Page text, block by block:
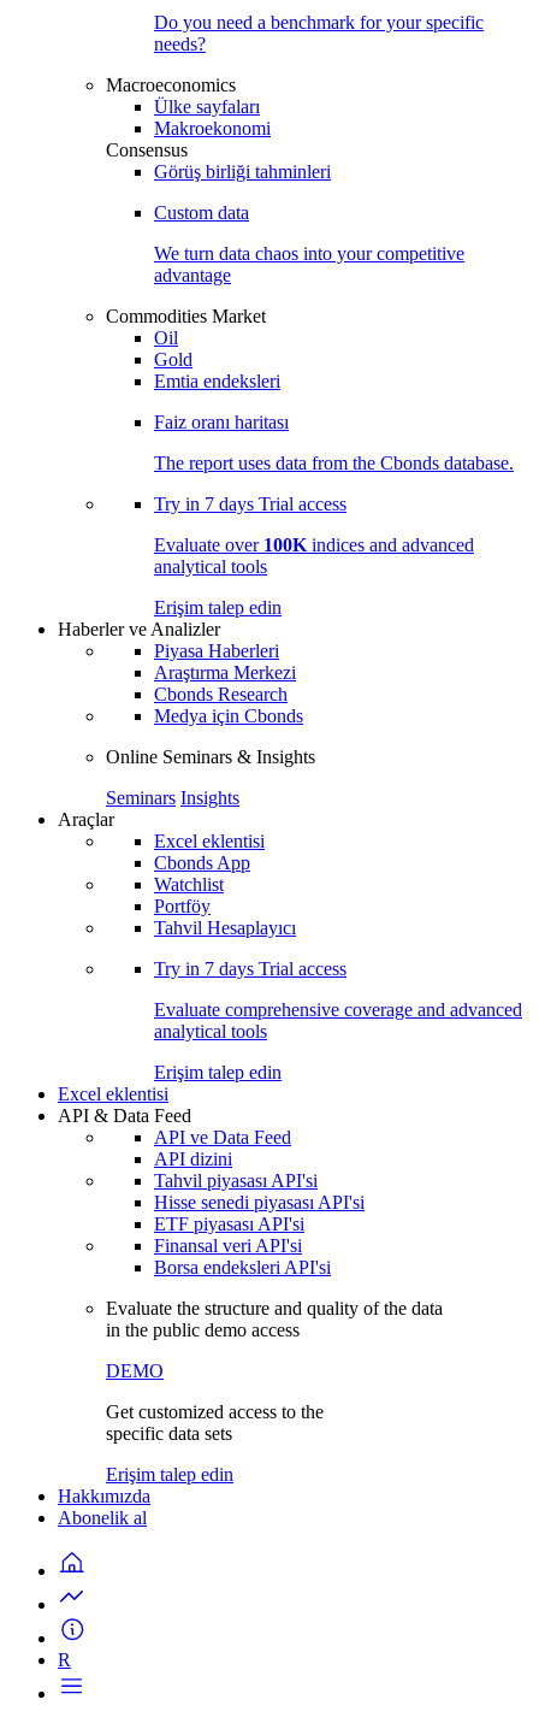
Do you need a benchmark for your specific
needs?
Macroeconomics
Ülke sayfaları
Makroekonomi
Consensus
Görüş birliği tahminleri
Custom data
We turn data chaos into your competitive
advantage
Commodities Market
Oil
Gold
Emtia endeksleri
Faiz oranı haritası
The report uses data from the Cbonds database.
Try in 7 days Trial access
Evaluate over 100K indices and advanced
analytical tools
Erişim talep edin
Haberler ve Analizler
Piyasa Haberleri
Araştırma Merkezi
Cbonds Research
Medya için Cbonds
Online Seminars & Insights
Seminars Insights
Araçlar
Excel eklentisi
Cbonds App
Watchlist
Portföy
Tahvil Hesaplayıcı
Try in 7 days Trial access
Evaluate comprehensive coverage and advanced
analytical tools
Erişim talep edin
Excel eklentisi
API & Data Feed
API ve Data Feed
API dizini
Tahvil piyasası API'si
Hisse senedi piyasası API'si
ETF piyasası API'si
Finansal veri API'si
Borsa endeksleri API'si
Evaluate the structure and quality of the data
in the public demo access
DEMO
Get customized access to the
specific data sets
Erişim talep edin
Hakkımızda
Abonelik al
R